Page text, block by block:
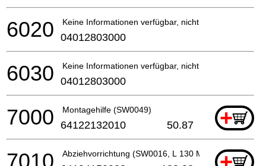
Keine Informationen verfügbar, nicht bestellbar
6020 04012803000
Keine Informationen verfügbar, nicht bestellbar
6030 04012803000
Montagehilfe (SW0049) +
7000 64122132010 50.87
Abziehvorrichtung (SW0016, L 130 MM, M 12)
7010